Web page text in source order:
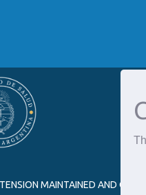
MAINTAINED AND